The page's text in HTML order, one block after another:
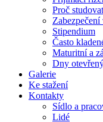
Proč
Stipendium
Často
Maturitní a
Dny
Galerie
Ke stažení
Kontakty
Sídlo a
Lidé